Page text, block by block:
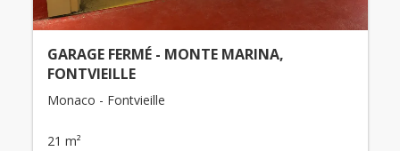
GARAGE FERMÉ - MONTE MARINA,
FONTVIEILLE
Monaco - Fontvieille
21 m²